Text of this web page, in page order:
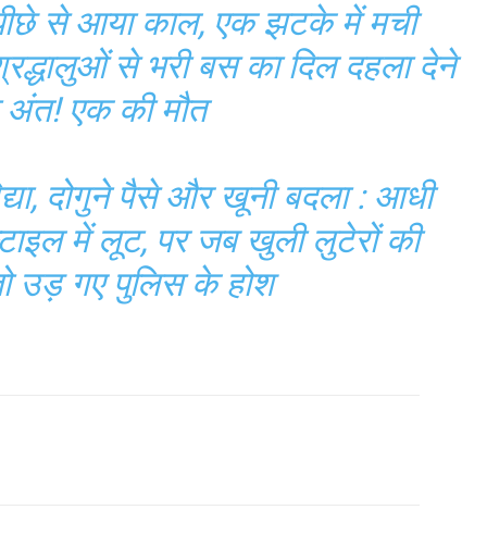
से आया काल, एक झटके में मची
से भरी बस का दिल दहला देने
अंत! एक की मौत
दोगुने पैसे और खूनी बदला : आधी
में लूट, पर जब खुली लुटेरों की
उड़ गए पुलिस के होश